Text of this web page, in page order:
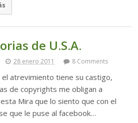
de U.S.A.
28 enero 2011 8 Comments
el atrevimiento tiene su castigo,
de copyrights me obligan a
Mira que lo siento que con el
que le puse al facebook…